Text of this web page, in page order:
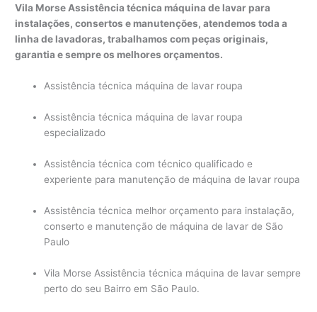
Vila Morse Assistência técnica máquina de lavar para
instalações, consertos e manutenções, atendemos toda a
linha de lavadoras, trabalhamos com peças originais,
garantia e sempre os melhores orçamentos.
Assistência técnica máquina de lavar roupa
Assistência técnica máquina de lavar roupa
especializado
Assistência técnica com técnico qualificado e
experiente para manutenção de máquina de lavar roupa
Assistência técnica melhor orçamento para instalação,
conserto e manutenção de máquina de lavar de São
Paulo
Vila Morse Assistência técnica máquina de lavar sempre
perto do seu Bairro em São Paulo.